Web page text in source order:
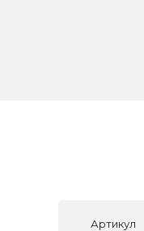
Артикул